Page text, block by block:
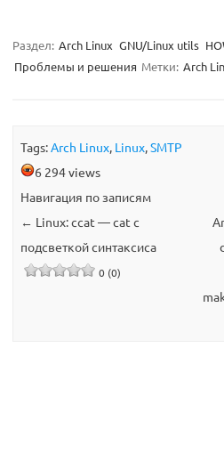
Раздел: Arch Linux GNU/Linux utils
Проблемы и решения Метки: Arch
Tags:Arch Linux, Linux,SMTP
6 294 views
Навигация по записям
← Linux: ccat — cat с
подсветкой синтаксиса
0 (0)